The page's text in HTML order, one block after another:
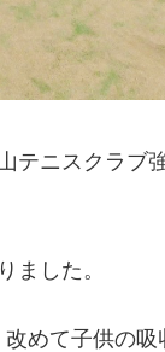
テニスクラブ
ました。
めて子供の吸